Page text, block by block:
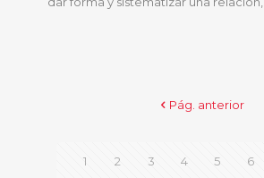
Pág. anterior
1 2 3 4 5 6